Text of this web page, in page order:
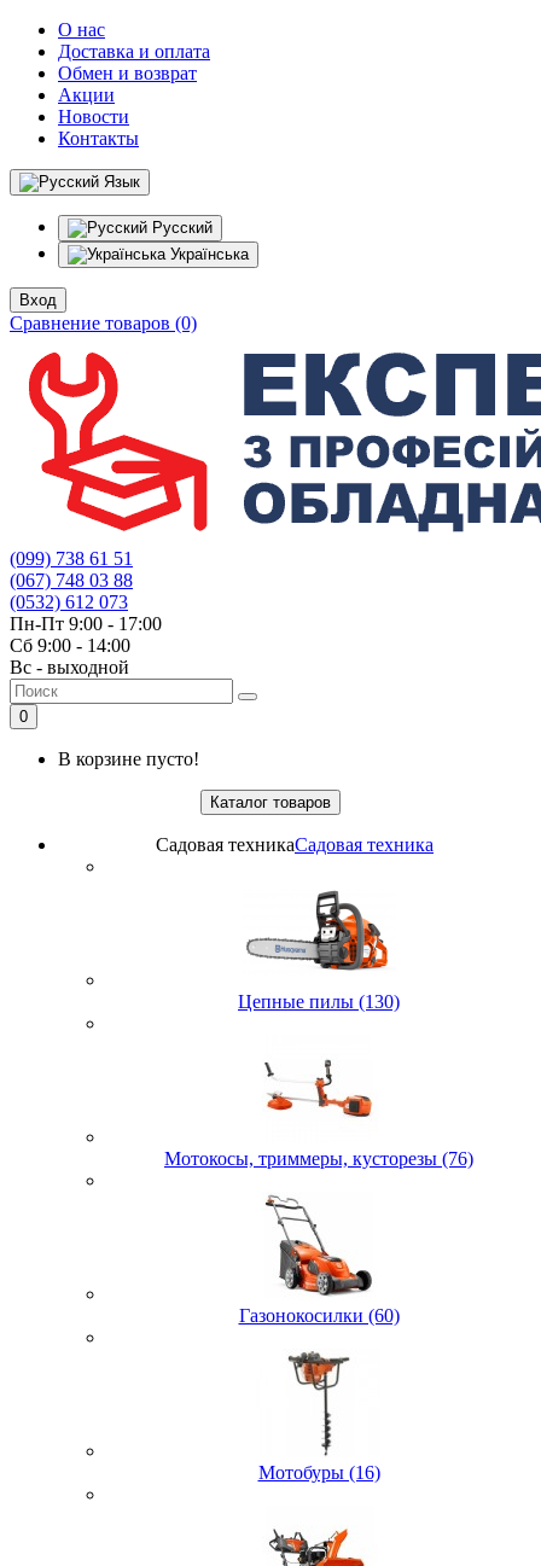
О нас
Доставка и оплата
Обмен и возврат
Акции
Новости
Контакты
Язык
Русский
Українська
Вход
Сравнение товаров (0)
(099) 738 61 51
(067) 748 03 88
(0532) 612 073
Пн-Пт 9:00 - 17:00
Сб 9:00 - 14:00
Вс - выходной
0
В корзине пусто!
Каталог товаров
Садовая техникаСадовая техника
Цепные пилы (130)
Мотокосы, триммеры, кусторезы (76)
Газонокосилки (60)
Мотобуры (16)